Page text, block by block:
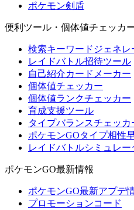
ポケモン剣盾
便利ツール・個体値チェッカ
検索キーワードジェネレ
レイドバトル招待ツール
自己紹介カードメーカー
個体値チェッカー
個体値ランクチェッカー
育成支援ツール
タイプバランスチェッカ
ポケモンGOタイプ相性
レイドバトルシミュレー
ポケモンGO最新情報
ポケモンGO最新アプデ
プロモーションコード